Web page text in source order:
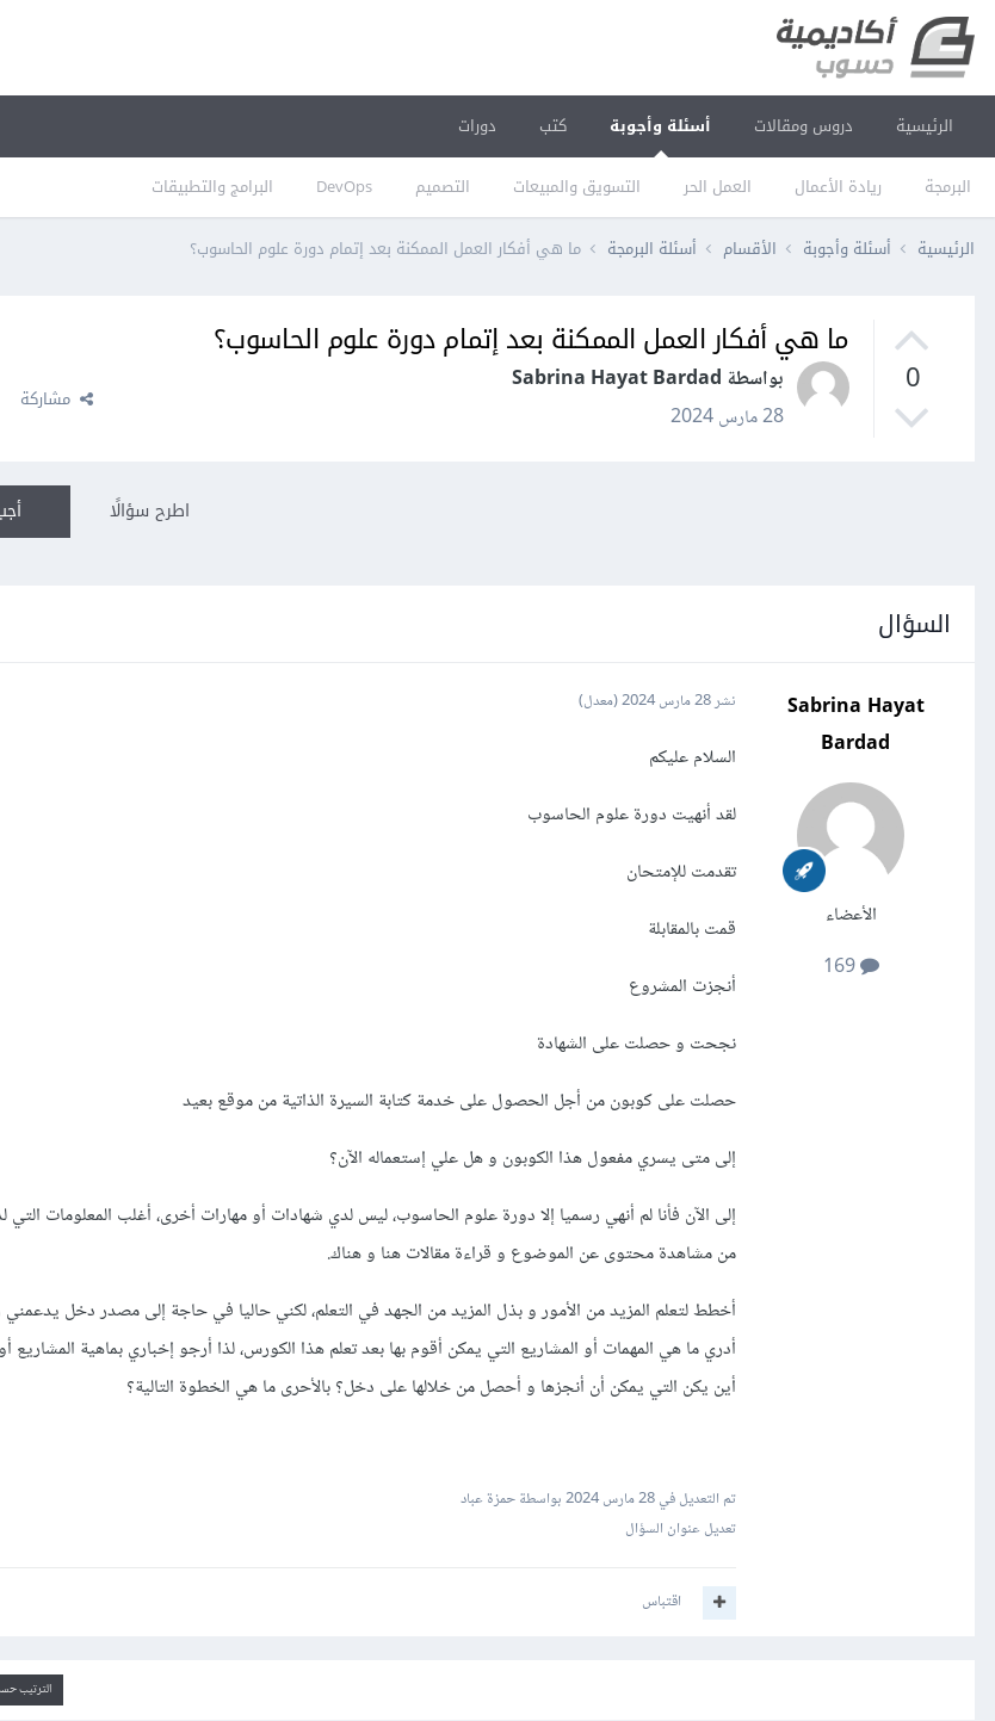
الرئيسية دروس ومقالات أسئلة وأجوبة
البرمجة ريادة الأعمال العمل الحر التسويق والمبيعات التصميم DevOps البرامج والتطبيقات
كتب دورات
الرئيسية أسئلة وأجوبة الأقسام أسئلة البرمجة ما هي أفكار العمل الممكنة بعد إتمام دورة علوم الحاسوب؟
0
ما هي أفكار العمل الممكنة بعد إتمام دورة علوم الحاسوب؟
بواسطة Sabrina Hayat Bardad
28 مارس 2024
مشاركة
اطرح سؤالًا
السؤال
Sabrina Hayat
Bardad
الأعضاء
169
نشر28 مارس 2024 (معدل)
السلام عليكم
لقد أنهيت دورة علوم الحاسوب
تقدمت للإمتحان
قمت بالمقابلة
أنجزت المشروع
نجحت و حصلت على الشهادة
حصلت على كوبون من أجل الحصول على خدمة كتابة السيرة الذاتية من موقع بعيد
إلى متى يسري مفعول هذا الكوبون و هل علي إستعماله الآن؟
إلى الآن فأنا لم أنهي رسميا إلا دورة علوم الحاسوب، ليس لدي شهادات أو مهارات أخرى، أغلب المعلومات
من مشاهدة محتوى عن الموضوع و قراءة مقالات هنا و هناك.
أخطط لتعلم المزيد من الأمور و بذل المزيد من الجهد في التعلم، لكني حاليا في حاجة إلى مصدر دخل
أدري ما هي المهمات أو المشاريع التي يمكن أقوم بها بعد تعلم هذا الكورس، لذا أرجو إخباري بماهية المشاريع
أين يكن التي يمكن أن أنجزها و أحصل من خلالها على دخل؟ بالأحرى ما هي الخطوة التالية؟
تم التعديل في28 مارس 2024
بواسطة حمزة عباد
تعديل عنوان السؤال
اقتباس
الترتيب